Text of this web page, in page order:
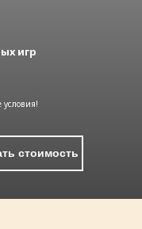
игр
условия!
стоимость